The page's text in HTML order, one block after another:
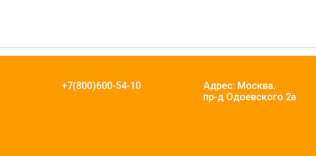
+7(800)600-54-10
Адрес: Москва.
пр-д Одоевского 2а